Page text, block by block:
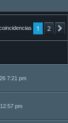
1 2
7:21 pm
pm